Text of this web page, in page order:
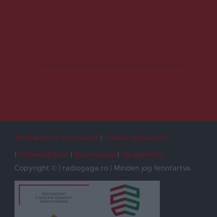
Adatvédelmi nyilatkozat
Cookie szabályzat
Sütibeállítások
Impresszum
Hibajelentés
Copyright © | radiogaga.ro | Minden jog fenntartva.